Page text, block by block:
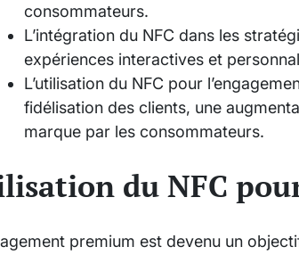
consommateurs.
L’intégration du NFC dans les
expériences interactives et
L’utilisation du NFC pour
fidélisation des clients, une
marque par les consommateurs.
du NFC
premium est devenu un